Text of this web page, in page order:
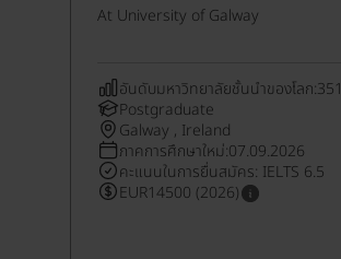
At University of Galway
อันดับมหาวิทยาลัยชั้นนำของโลก:351
Postgraduate
Galway , Ireland
ภาคการศึกษาใหม่:07.09.2026
คะแนนในการยื่นสมัคร: IELTS 6.5
EUR14500 (2026)